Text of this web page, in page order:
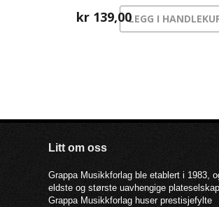
kr 139,00LEGG I
Litt om oss
Grappa Musikkforlag ble etablert i 1983,
eldste og største uavhengige
Grappa Musikkforlag huser prestisjefylte